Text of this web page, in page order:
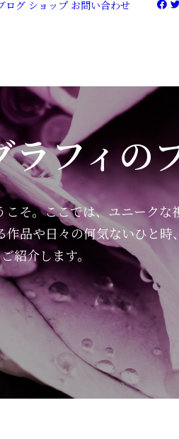
ログ ショップ お問い合わせ
ラフィの
そ。ここでは、ユニークな
品や日々の何気ないひと時
紹介します。